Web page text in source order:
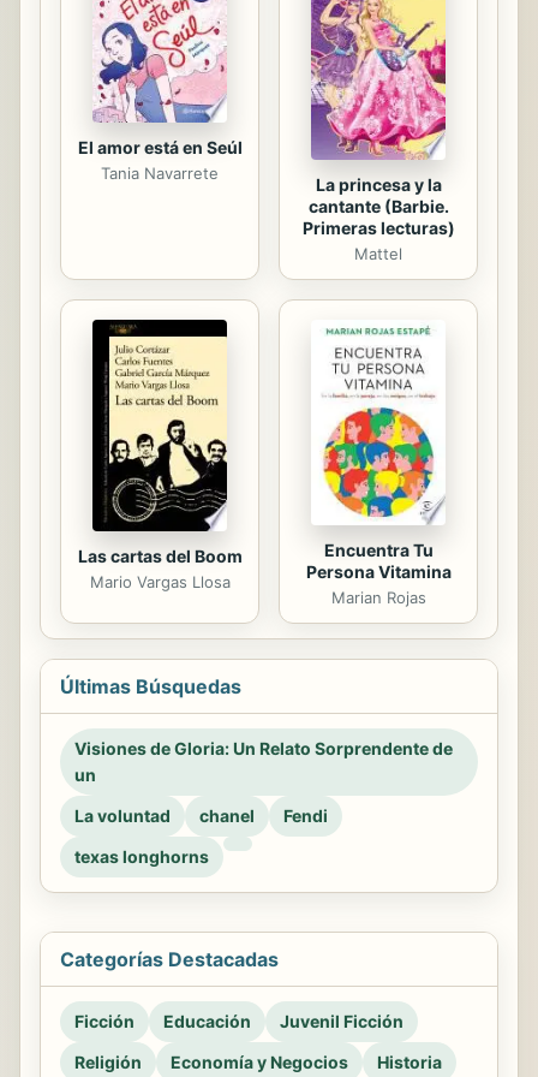
Abuela Abanico, que no cambiaría a
sus queridos nietos ni por el pai-pai
de la emperatriz de la China... Abuelo
4 x 5,...
El amor está en Seúl
Tania Navarrete
La princesa y la
cantante (Barbie.
Primeras lecturas)
Mattel
Las cartas del Boom
Mario Vargas Llosa
Encuentra Tu
Persona Vitamina
Marian Rojas
Últimas Búsquedas
Visiones de Gloria: Un Relato Sorprendente de
un
La voluntad
chanel
Fendi
texas longhorns
Categorías Destacadas
Ficción Educación
Juvenil Ficción
Religión
Economía y Negocios Historia